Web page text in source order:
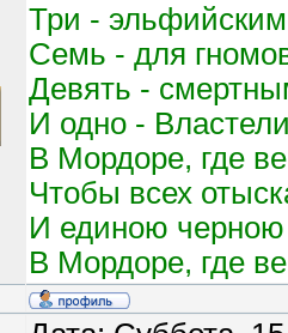
Три -
Семь - для
Девять -
И одно -
В Мордоре, где
Чтобы всех
И единою черною
В Мордоре, где